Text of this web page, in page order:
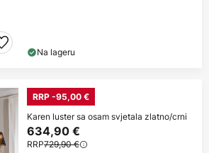
Na lageru
RRP -95,00 €
Karen luster sa osam svjetala zlatno/crni
634,90 €
RRP729,90 €